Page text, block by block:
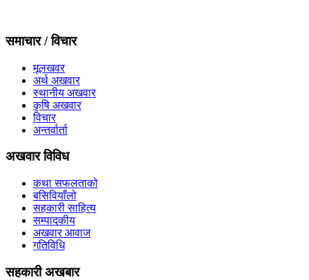
समाचार / विचार
मूलखवर
अर्थ अखवार
स्थानीय अखवार
कृषि अखवार
विचार
अन्तर्वार्ता
अखवार विविध
कथा सफलताको
बसिवियाँलो
सहकारी साहित्य
सम्पादकीय
अखवार आवाज
गतिविधि
सहकारी अखबार